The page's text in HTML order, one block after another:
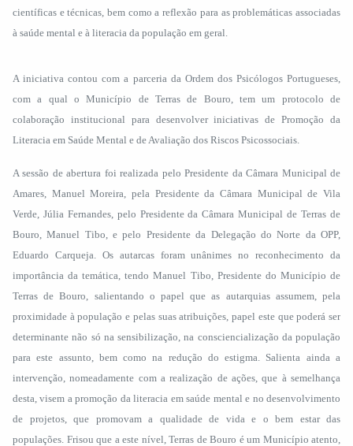
científicas e técnicas, bem como a reflexão para as problemáticas associadas
à saúde mental e à literacia da população em geral.
A iniciativa contou com a parceria da Ordem dos Psicólogos Portugueses,
com a qual o Município de Terras de Bouro, tem um protocolo de
colaboração institucional para desenvolver iniciativas de Promoção da
Literacia em Saúde Mental e de Avaliação dos Riscos Psicossociais.
A sessão de abertura foi realizada pelo Presidente da Câmara Municipal de
Amares, Manuel Moreira, pela Presidente da Câmara Municipal de Vila
Verde, Júlia Fernandes, pelo Presidente da Câmara Municipal de Terras de
Bouro, Manuel Tibo, e pelo Presidente da Delegação do Norte da OPP,
Eduardo Carqueja. Os autarcas foram unânimes no reconhecimento da
importância da temática, tendo Manuel Tibo, Presidente do Município de
Terras de Bouro, salientando o papel que as autarquias assumem, pela
proximidade à população e pelas suas atribuições, papel este que poderá ser
determinante não só na sensibilização, na consciencialização da população
para este assunto, bem como na redução do estigma. Salienta ainda a
intervenção, nomeadamente com a realização de ações, que à semelhança
desta, visem a promoção da literacia em saúde mental e no desenvolvimento
de projetos, que promovam a qualidade de vida e o bem estar das
populações. Frisou que a este nível, Terras de Bouro é um Município atento,